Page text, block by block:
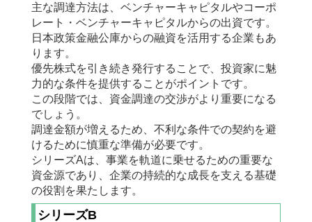
主な調達方法は、ベンチャーキャピタルやコーポ
レート・ベンチャーキャピタルからの出資です。
日本政策金融公庫からの融資を活用する企業もあ
ります。
優先株式を引き続き発行することで、投資家に魅
力的な条件を提供することがポイントです。
この段階では、資金調達の交渉がより重要になる
でしょう。
調達金額が増えるため、不利な条件での契約を避
けるために慎重な準備が必要です。
シリーズAは、事業を軌道に乗せるための重要な
資金源であり、企業の持続的な成長を支える基礎
の役割を果たします。
シリーズB